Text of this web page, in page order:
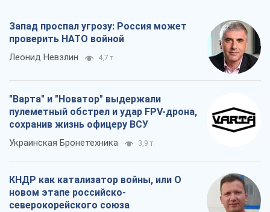
Запад проспал угрозу: Россия может
проверить НАТО войной
Леонид Невзлин 4,7 т.
"Варта" и "Новатор" выдержали
пулеметный обстрел и удар FPV-дрона,
сохранив жизнь офицеру ВСУ
Украинская Бронетехника 3,9 т.
КНДР как катализатор войны, или О
новом этапе российско-
северокорейского союза